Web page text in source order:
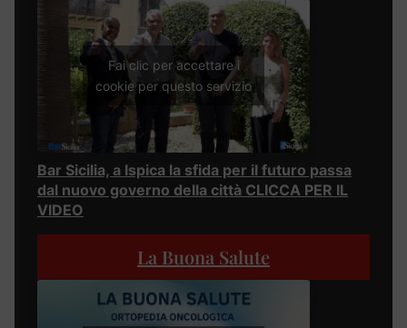
Fai clic per accettare i
cookie per questo servizio
Bar Sicilia, a Ispica la sfida per il futuro passa
dal nuovo governo della città CLICCA PER IL
VIDEO
La Buona Salute